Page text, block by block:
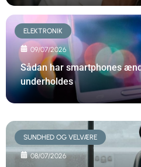
ELEKTRONIK
09/07/2026
Sådan har smartphones
underholdes
SUNDHED OG VELVÆRE
08/07/2026